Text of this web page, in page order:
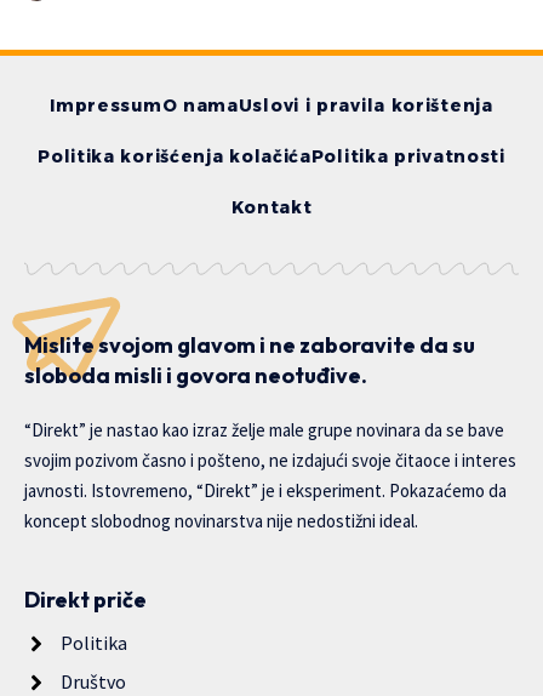
ImpressumO namaUslovi i pravila korištenja
Politika korišćenja kolačićaPolitika privatnosti
Kontakt
Mislite svojom glavom i ne zaboravite da su
sloboda misli i govora neotuđive.
“Direkt” je nastao kao izraz želje male grupe novinara da se bave
svojim pozivom časno i pošteno, ne izdajući svoje čitaoce i interes
javnosti. Istovremeno, “Direkt” je i eksperiment. Pokazaćemo da
koncept slobodnog novinarstva nije nedostižni ideal.
Direkt priče
Politika
Društvo